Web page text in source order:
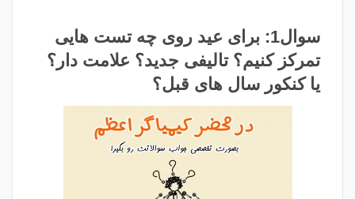
سوال1: برای عید روی چه تست هایی
تمرکز کنیم؟ تالیفی جدید؟ علامت دار؟
یا کنکور سال های قبل؟